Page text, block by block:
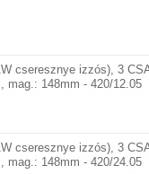
cseresznye izzós), 3
mag.: 148mm - 420/12.05
cseresznye izzós), 3
mag.: 148mm - 420/24.05